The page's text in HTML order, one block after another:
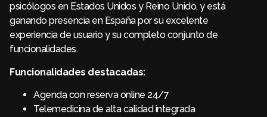
psicólogos en Estados Unidos y Reino Unido, y está
ganando presencia en España por su excelente
experiencia de usuario y su completo conjunto de
funcionalidades.
Funcionalidades destacadas:
Agenda con reserva online 24/7
Telemedicina de alta calidad integrada